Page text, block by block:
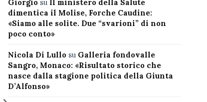
Giorgiosu Il ministero della Salute
dimentica il Molise, Forche Caudine:
«Siamo alle solite. Due “svarioni” di non
poco conto»
Nicola Di Lullosu Galleria fondovalle
Sangro, Monaco: «Risultato storico che
nasce dalla stagione politica della Giunta
D’Alfonso»